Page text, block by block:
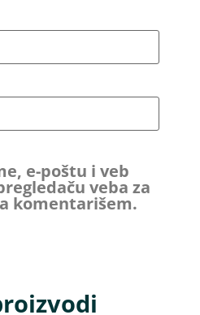
e-poštu i veb
veba za
komentarišem.